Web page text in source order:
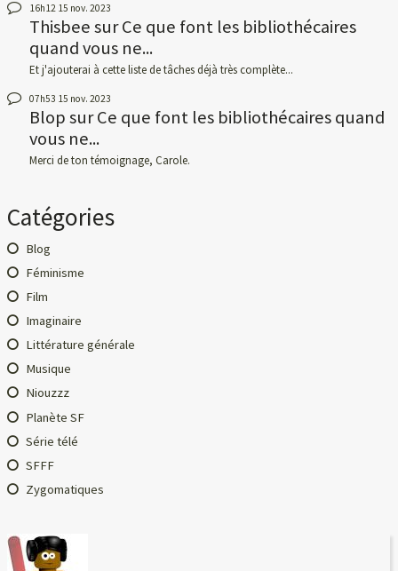
16h12 15 nov. 2023
ThisbeesurCe que font les bibliothécaires
quand vous ne...
Et j'ajouterai à cette liste de tâches déjà très complète...
07h53 15 nov. 2023
BlopsurCe que font les bibliothécaires quand
vous ne...
Merci de ton témoignage, Carole.
Catégories
Blog
Féminisme
Film
Imaginaire
Littérature générale
Musique
Niouzzz
Planète SF
Série télé
SFFF
Zygomatiques